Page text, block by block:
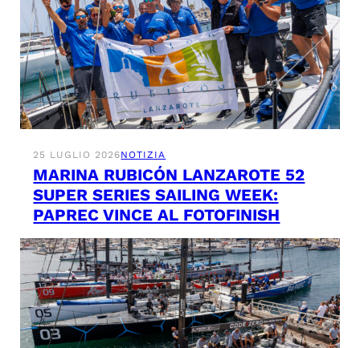
25 LUGLIO 2026NOTIZIA
MARINA RUBICÓN LANZAROTE 52
SUPER SERIES SAILING WEEK:
PAPREC VINCE AL FOTOFINISH